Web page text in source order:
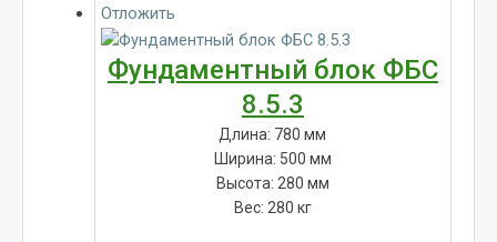
Отложить
Фундаментный блок ФБС
8.5.3
Длина: 780 мм
Ширина: 500 мм
Высота: 280 мм
Вес: 280 кг